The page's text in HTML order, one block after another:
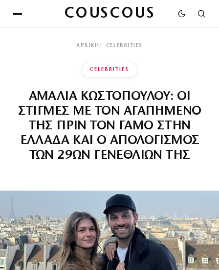
COUSCOUS
ΑΡΧΙΚΉ CELEBRITIES
CELEBRITIES
ΑΜΑΛΙΑ ΚΩΣΤΟΠΟΥΛΟΥ: ΟΙ
ΣΤΙΓΜΕΣ ΜΕ ΤΟΝ ΑΓΑΠΗΜΕΝΟ
ΤΗΣ ΠΡΙΝ ΤΟΝ ΓΑΜΟ ΣΤΗΝ
ΕΛΛΑΔΑ ΚΑΙ Ο ΑΠΟΛΟΓΙΣΜΟΣ
ΤΩΝ 29ΩΝ ΓΕΝΕΘΛΙΩΝ ΤΗΣ